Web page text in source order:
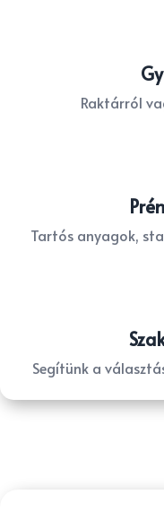
Raktárról
Tartós anyagok,
Segítünk a